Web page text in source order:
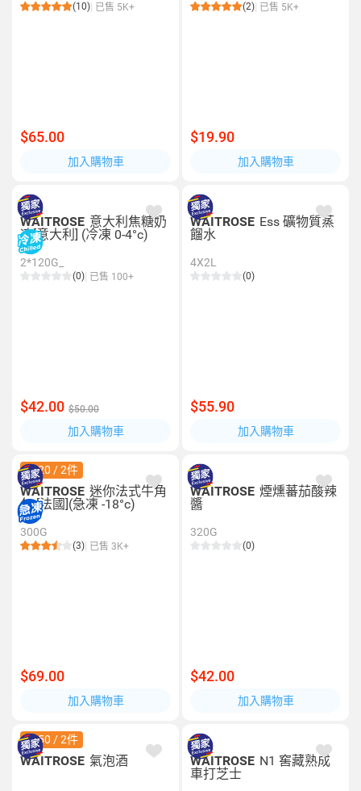
(10) 已售 5K+
$65.00
加入購物車
(2) 已售 5K+
$19.90
加入購物車
WAITROSE 意大利焦糖奶
凍[意大利] (冷凍 0-4°c)
2*120G_
(0) 已售 100+
$42.00 $50.00
加入購物車
WAITROSE Ess 礦物質蒸
餾水
4X2L
(0)
$55.90
加入購物車
$120 / 2件
WAITROSE 迷你法式牛角
包 [法國](急凍 -18°c)
300G
(3) 已售 3K+
$69.00
加入購物車
WAITROSE 煙燻蕃茄酸辣
醬
320G
(0)
$42.00
加入購物車
$150 / 2件
WAITROSE 氣泡酒 WAITROSE N1 窖藏熟成
車打芝士